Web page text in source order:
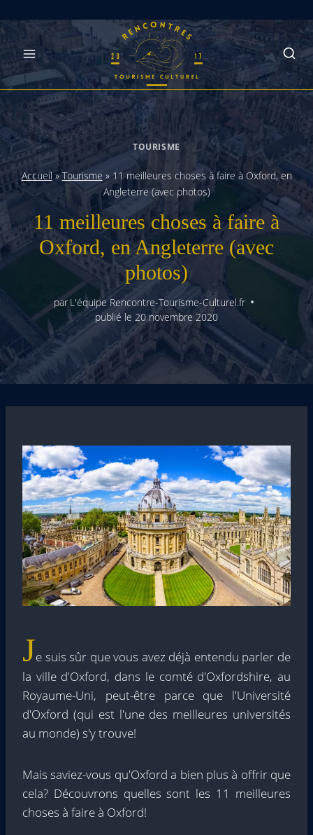
Skip
to
content
TOURISME
Accueil»Tourisme » 11 meilleures choses à faire à Oxford, en
Angleterre (avec photos)
11 meilleures choses à faire à
Oxford, en Angleterre (avec
photos)
par L'équipe Rencontre-Tourisme-Culturel.fr
publié le 20 novembre 2020
Je suis sûr que vous avez déjà entendu parler de
la ville d'Oxford, dans le comté d'Oxfordshire, au
Royaume-Uni, peut-être parce que l'Université
d'Oxford (qui est l'une des meilleures universités
au monde) s'y trouve!
Mais saviez-vous qu'Oxford a bien plus à offrir que
cela? Découvrons quelles sont les 11 meilleures
choses à faire à Oxford!